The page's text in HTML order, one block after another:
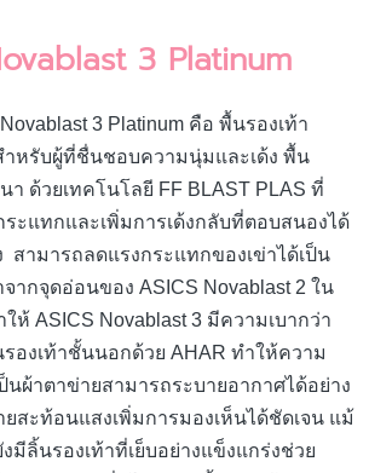
3 Platinum
ำหรับผู้ที่ชื่นชอบความนุ่มและเด้ง พื้น
า ด้วยเทคโนโลยี FF BLAST PLAS ที่
ะแทกและเพิ่มการเด้งกลับที่ตอบสนองได้
ามารถลดแรงกระแทกของเข่าได้เป็น
ากจุดอ่อนของ ASICS Novablast 2 ใน
ห้ ASICS Novablast 3 มีความเบากว่า
องเท้าชั้นนอกด้วย AHAR ทำให้ความ
นผ้าตาข่ายสามารถระบายอากาศได้อย่าง
สะท้อนแสงเพิ่มการมองเห็นได้ชัดเจน แม้
มีลิ้นรองเท้าที่เย็บอย่างแข็งแกร่งช่วย
และลดการลื่นไหลของลิ้นรองเท้า จึง